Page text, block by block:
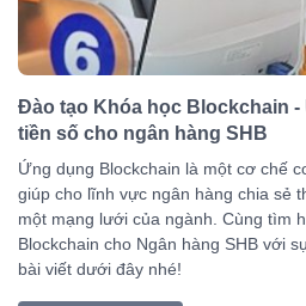
Đào tạo Khóa học Blockchain
tiền số cho ngân hàng SHB
Ứng dụng Blockchain là một cơ chế
giúp cho lĩnh vực ngân hàng chia sẻ
một mạng lưới của ngành. Cùng tìm
Blockchain cho Ngân hàng SHB với
bài viết dưới đây nhé!